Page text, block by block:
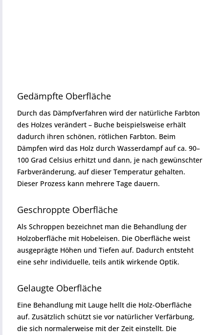
Gedämpfte Oberfläche
Durch das Dämpfverfahren wird der natürliche Farbton
des Holzes verändert – Buche beispielsweise erhält
dadurch ihren schönen, rötlichen Farbton. Beim
Dämpfen wird das Holz durch Wasserdampf auf ca. 90–
100 Grad Celsius erhitzt und dann, je nach gewünschter
Farbveränderung, auf dieser Temperatur gehalten.
Dieser Prozess kann mehrere Tage dauern.
Geschroppte Oberfläche
Als Schroppen bezeichnet man die Behandlung der
Holzoberfläche mit Hobeleisen. Die Oberfläche weist
ausgeprägte Höhen und Tiefen auf. Dadurch entsteht
eine sehr individuelle, teils antik wirkende Optik.
Gelaugte Oberfläche
Eine Behandlung mit Lauge hellt die Holz-Oberfläche
auf. Zusätzlich schützt sie vor natürlicher Verfärbung,
die sich normalerweise mit der Zeit einstellt. Die